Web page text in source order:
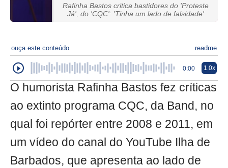
Rafinha Bastos critica bastidores do 'Proteste
Já', do 'CQC': 'Tinha um lado de falsidade'
ouça este conteúdo readme
0:00 1.0x
O humorista Rafinha Bastos fez críticas
ao extinto programa CQC, da Band, no
qual foi repórter entre 2008 e 2011, em
um vídeo do canal do YouTube Ilha de
Barbados, que apresenta ao lado de